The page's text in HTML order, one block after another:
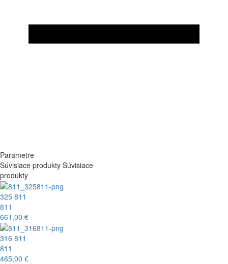
Parametre
Súvisiace produkty Súvisiace
produkty
325 811
811
661,00 €
316 811
811
465,00 €